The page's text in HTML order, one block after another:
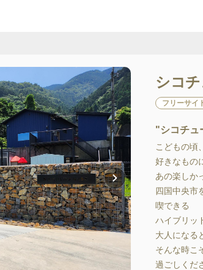
シコ
フリーサイ
"シコチュ
こどもの頃
好きなもの
あの楽しか
四国中央市
喫できる
ハイブリッ
大人になる
そんな時こ
過ごしくだ